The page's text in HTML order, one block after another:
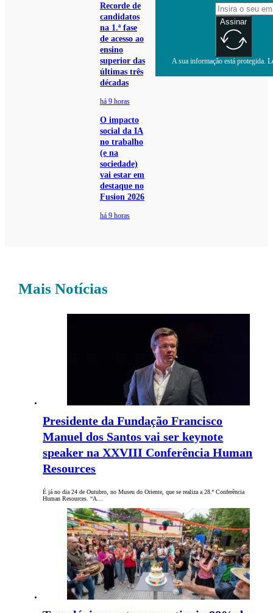
Recorde de
candidatos
na 1.ª fase
de acesso ao
ensino
superior das
últimas três
décadas
há 9 horas
O impacto
social da IA
no trabalho
(e na
sociedade)
vai estar em
destaque no
Fusion 2026
há 9 horas
Assinar
A sua informação está protegida.
Mais Notícias
Presidente da Fundação Francisco
Manuel dos Santos vai ser keynote
speaker na XXVIII Conferência Human
Resources
É já no dia 24 de Outubro, no Museu do Oriente, que se realiza a 28.ª Conferência
Human Resources. “A…